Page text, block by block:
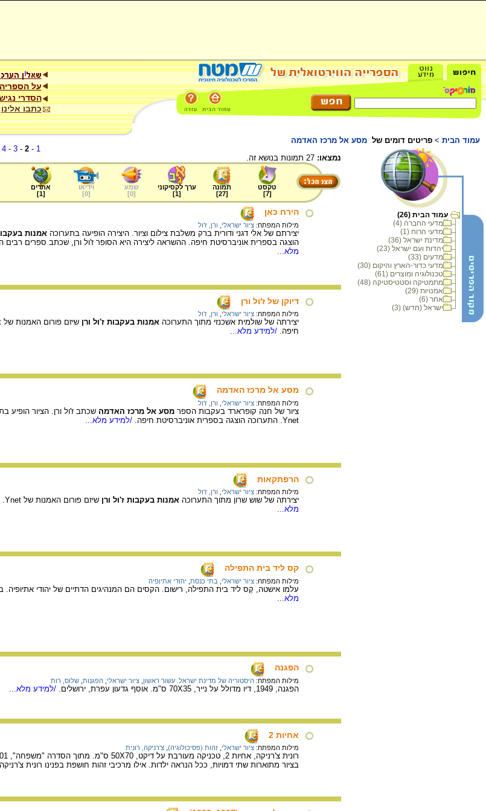
על
הסדרי
כתבו אלינו
עמוד הבית > פריטים דומים של מסע אל מרכז האדמה
עמוד הבית (26)
מדעי החברה (4)
מדעי הרוח (1)
מדינת ישראל (36)
יהדות ועם ישראל (23)
מדעים (33)
מדעי כדור-הארץ והיקום (30)
טכנולוגיה ומוצרים (61)
מתמטיקה וסטטיסטיקה (48)
אמנויות (29)
אחר (6)
ישראל (חדש) (3)
1
-
2
-
3
-
4
נמצאו:
טקסט
[
7
]
תמונה
[
27
]
ערך לקסיקוני
[
1
]
שמע
[
0
]
וידיאו
[
0
]
אתרים
[
1
]
הירח כאן
מילות המפתח: ציור ישראלי ורן, ז'ול
יצירתם של אלי דגני ודורית ברק משלבת צילום וציור. היצירה הופיעה בתערוכה אמנות
הוצגה בספרית אוניברסיטת חיפה. ההשראה ליצירה היא הסופר ז'ול ורן, שכתב ספרים רבים
מלא...
דיוקן של ז'ול ורן
מילות המפתח: ציור ישראלי ורן, ז'ול
יצירתה של שולמית אשכנזי מתוך התערוכה אמנות בעקבות ז'ול ורן
חיפה. /למידע מלא...
מסע אל מרכז האדמה
מילות המפתח: ציור ישראלי ורן, ז'ול
ציור של חנה קופרארד בעקבות הספר מסע אל מרכז האדמה שכתב ז'ול ורן. הציור הופיע
Ynet. התערוכה הוצגה בספרית אוניברסיטת חיפה.
/למידע מלא...
הרפתקאות
מילות המפתח: ציור ישראלי ורן, ז'ול
יצירתה של שוש שרון מתוך התערוכה אמנות בעקבות ז'ול ורן שיזם פורום האמנות של Ynet. התערוכה הוצגה בספרית אוניברסיטת חיפה.
מלא...
קס ליד בית התפילה
מילות המפתח: ציור ישראלי בתי כנסת יהודי אתיופיה
עלמו אישטה, קֵס ליד בית התפילה, רישום. הקסים הם המנהיגים הדתיים של יהודי אתיופיה.
מלא...
הפגנה
מילות המפתח: היסטוריה של מדינת ישראל. עשור ראשון ציור ישראלי הפגנות שלוס, רות
הפגנה, 1949, דיו מדולל על נייר, 70X35 ס"מ. אוסף גדעון עפרת, ירושלים. /למידע מלא...
אחיות 2
מילות המפתח: ציור ישראלי זהות (פסיכולוגיה) צ'רניקה, רונית
רונית צ'רניקה, אחיות 2, טכניקה מעורבת על דיקט, 50X70 ס"מ. מתוך הסדרה "משפחה", 2001 – 2005.
בציור מתוארות שתי דמויות, ככל הנראה ילדות. אילו מרכיבי זהות חושפת בפנינו רונית